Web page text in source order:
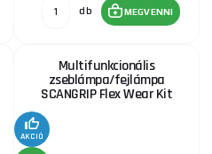
db MEGVENNI
Multifunkcionális
zseblámpa/fejlámpa
SCANGRIP Flex Wear Kit
AKCIÓ